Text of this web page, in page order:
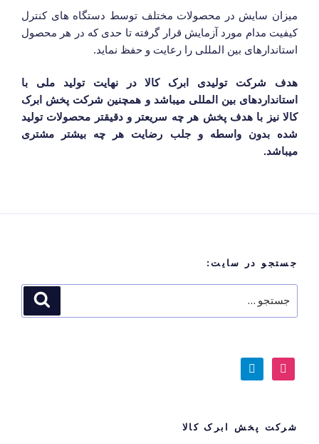
میزان سایش در محصولات مختلف توسط دستگاه های کنترل
کیفیت مدام مورد آزمایش قرار گرفته تا حدی که در هر محصول
استاندارهای بین المللی را رعایت و حفظ نماید.
هدف شرکت تولیدی ابرک کالا در نهایت تولید ملی با
استانداردهای بین المللی میباشد و همچنین شرکت پخش ابرک
کالا نیز با هدف پخش هر چه سریعتر و دقیقتر محصولات تولید
شده بدون واسطه و جلب رضایت هر چه بیشتر مشتری
میباشد.
جستجو در سایت:
برای
جستجو
instagram
telegram
شرکت پخش ابرک کالا